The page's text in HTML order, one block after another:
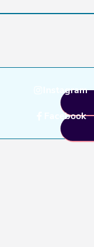
Instagram
Facebook